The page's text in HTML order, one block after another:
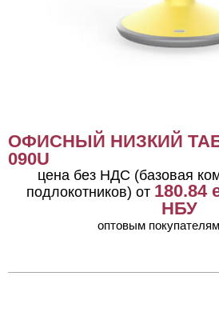
ОФИСНЫЙ НИЗКИЙ
090U
цена без НДС (базовая
подлокотников) от 180.84
НБУ
оптовым